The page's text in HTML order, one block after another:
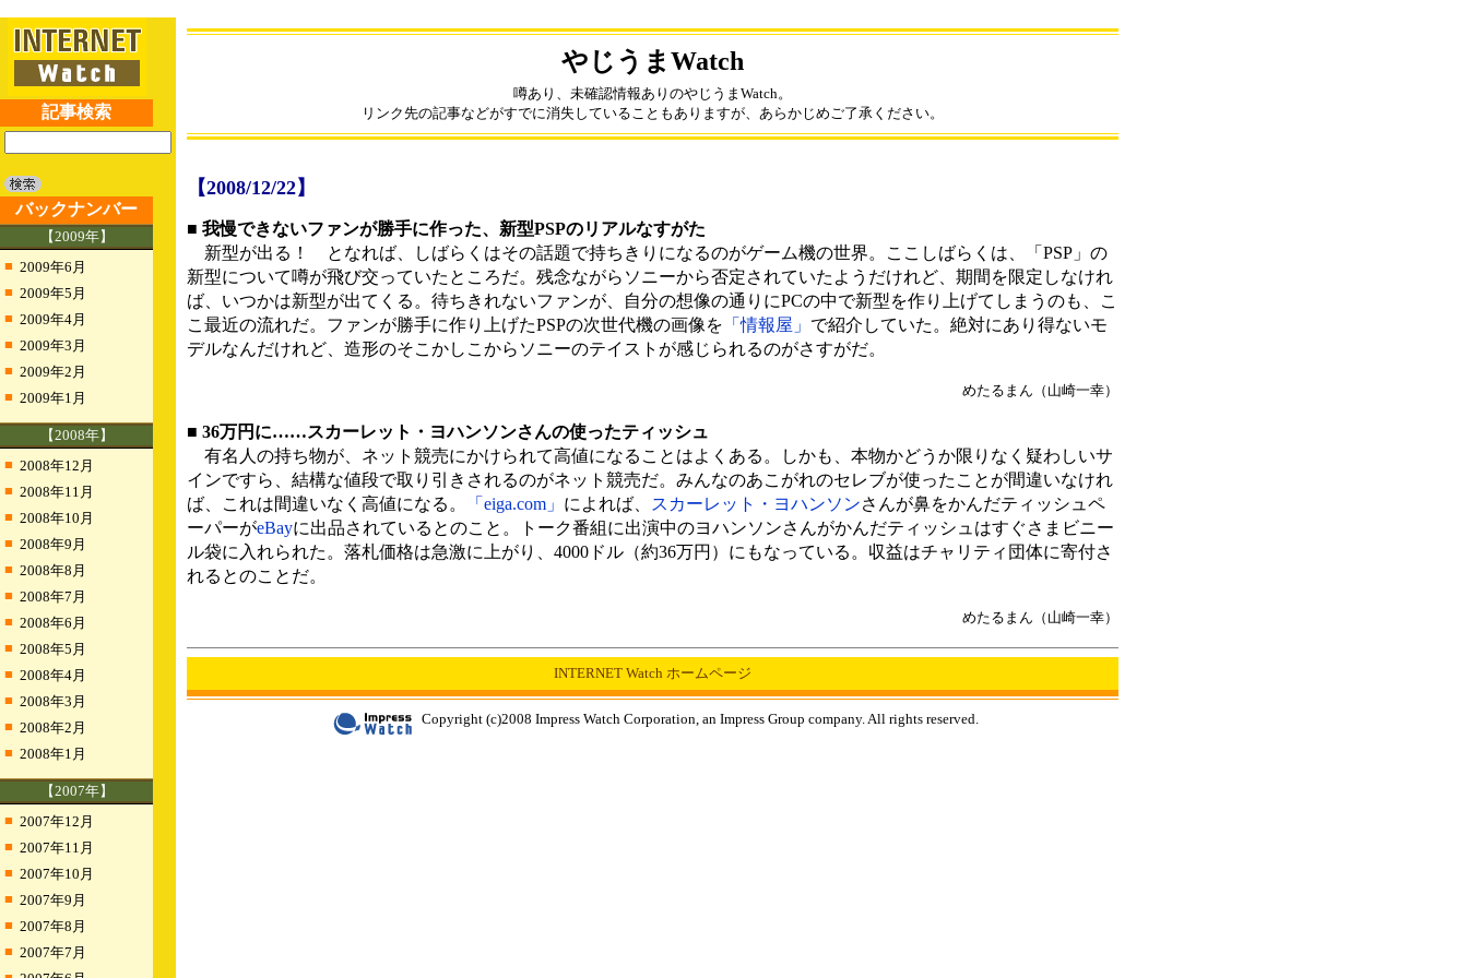
記事検索
バックナンバー
【2009年】
■ 2009年6月
■ 2009年5月
■ 2009年4月
■ 2009年3月
■ 2009年2月
■ 2009年1月
【2008年】
■ 2008年12月
■ 2008年11月
■ 2008年10月
■ 2008年9月
■ 2008年8月
■ 2008年7月
■ 2008年6月
■ 2008年5月
■ 2008年4月
■ 2008年3月
■ 2008年2月
■ 2008年1月
【2007年】
■ 2007年12月
■ 2007年11月
■ 2007年10月
■ 2007年9月
■ 2007年8月
■ 2007年7月
やじうまWatch
噂あり、未確認情報ありのやじうまWatch。
リンク先の記事などがすでに消失していることもありますが、あらかじめご了承ください。
【2008/12/22】
■ 我慢できないファンが勝手に作った、新型PSPのリアルなすがた
新型が出る！ となれば、しばらくはその話題で持ちきりになるのがゲーム機の世界。ここしばらくは、「PSP」の
新型について噂が飛び交っていたところだ。残念ながらソニーから否定されていたようだけれど、期間を限定しなけれ
ば、いつかは新型が出てくる。待ちきれないファンが、自分の想像の通りにPCの中で新型を作り上げてしまうのも、こ
こ最近の流れだ。ファンが勝手に作り上げたPSPの次世代機の画像を 「情報屋」 で紹介していた。絶対にあり得ないモ
デルなんだけれど、造形のそこかしこからソニーのテイストが感じられるのがさすがだ。
めたるまん（山崎一幸）
■ 36万円に……スカーレット・ヨハンソンさんの使ったティッシュ
有名人の持ち物が、ネット競売にかけられて高値になることはよくある。しかも、本物かどうか限りなく疑わしいサ
インですら、結構な値段で取り引きされるのがネット競売だ。みんなのあこがれのセレブが使ったことが間違いなけれ
ば、これは間違いなく高値になる。
「eiga.com」 によれば、 スカーレット・ヨハンソンさんが鼻をかんだティッシュペ
ーパーがeBayに出品されているとのこと。トーク番組に出演中のヨハンソンさんがかんだティッシュはすぐさまビニー
ル袋に入れられた。落札価格は急激に上がり、4000ドル（約36万円）にもなっている。収益はチャリティ団体に寄付さ
れるとのことだ。
めたるまん（山崎一幸）
INTERNET Watch ホームページ
Copyright (c)2008 Impress Watch Corporation, an Impress Group company. All rights reserved.